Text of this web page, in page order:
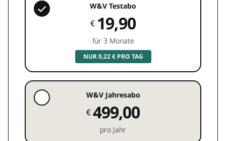
W&V Testabo
€ 19,90
für 3 Monate
NUR 0,22 € PRO TAG
W&V Jahresabo
€499,00
pro Jahr